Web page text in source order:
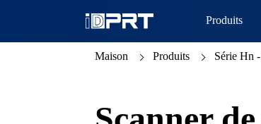
Produits
Maison Produits Série Hn